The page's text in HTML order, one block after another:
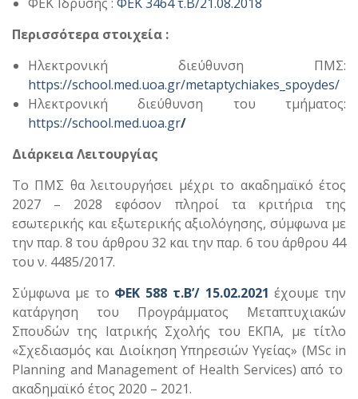
Περισσότερα στοιχεία :
Ηλεκτρονική διεύθυνση ΠΜΣ:
https://school.med.uoa.gr/metaptychiakes_spoydes/
Ηλεκτρονική διεύθυνση του τμήματος:
https://school.med.uoa.gr/
Διάρκεια Λειτουργίας
Το ΠΜΣ θα λειτουργήσει μέχρι το ακαδημαϊκό έτος
2027 – 2028 εφόσον πληροί τα κριτήρια της
εσωτερικής και εξωτερικής αξιολόγησης, σύμφωνα με
την παρ. 8 του άρθρου 32 και την παρ. 6 του άρθρου 44
του ν. 4485/2017.
Σύμφωνα με το ΦΕΚ 588 τ.Β’/ 15.02.2021 έχουμε την
κατάργηση του Προγράμματος Μεταπτυχιακών
Σπουδών της Ιατρικής Σχολής του ΕΚΠΑ, με τίτλο
«Σχεδιασμός και Διοίκηση Υπηρεσιών Υγείας» (MSc in
Planning and Management of Health Services) από το
ακαδημαϊκό έτος 2020 – 2021.